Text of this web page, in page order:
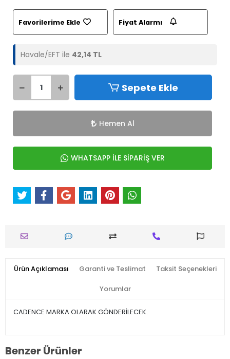
Favorilerime Ekle Fiyat Alarmı
Havale/EFT ile 42,14 TL
Sepete Ekle
Hemen Al
WHATSAPP İLE SİPARİŞ VER
Ürün Açıklaması Garanti ve Teslimat Taksit Seçenekleri
Yorumlar
CADENCE MARKA OLARAK GÖNDERİLECEK.
Benzer Ürünler